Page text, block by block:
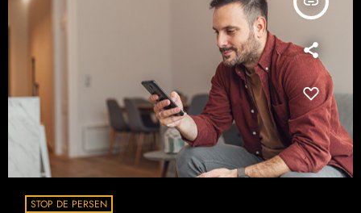
STOP DE PERSEN